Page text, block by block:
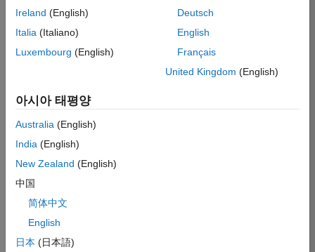
엔지니어링 분야의 생성형 AI 및
왜 MATLAB일까요?
여러분이 새로운 아이디어를 탐색하든, 프로덕션 단계까지 온 솔루션을
있게 나아갈 수 있습니다. 또한 여러분의 아이디어를 혁신적인 고도의
엔지니어드 시스템으로 전환할 수 있는 개방적이고 확장 가능한 환경을
제공합니다. 다음과 같은 주요 기능이 있습니다.
통해 빠르게 시작할 수 있습니다. 프로그래머가 아닌
Ireland (English)
Italia (Italiano)
Luxembourg (English)
Deutsch
English
Français
United Kingdom (English)
아시아 태평양
Australia (English)
India (English)
New Zealand (English)
中国
简体中文
English
日本 (日本語)